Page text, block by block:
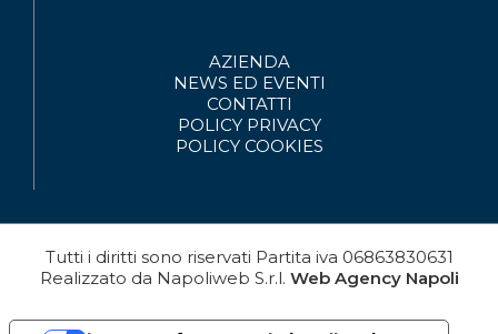
AZIENDA
NEWS ED EVENTI
CONTATTI
POLICY PRIVACY
POLICY COOKIES
Tutti i diritti sono riservati Partita iva 06863830631
Realizzato da Napoliweb S.r.l. Web Agency Napoli